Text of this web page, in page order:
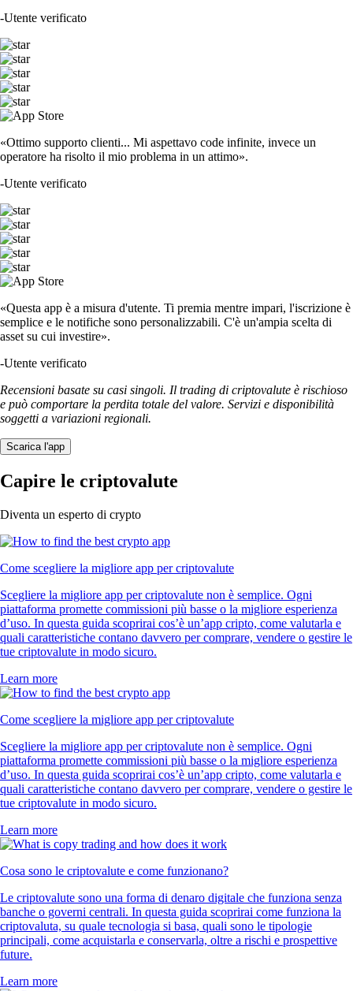
-Utente verificato
«Ottimo supporto clienti... Mi aspettavo code infinite, invece un
operatore ha risolto il mio problema in un attimo».
-Utente verificato
«Questa app è a misura d'utente. Ti premia mentre impari, l'iscrizione è
semplice e le notifiche sono personalizzabili. C'è un'ampia scelta di
asset su cui investire».
-Utente verificato
Recensioni basate su casi singoli. Il trading di criptovalute è rischioso
e può comportare la perdita totale del valore. Servizi e disponibilità
soggetti a variazioni regionali.
Scarica l'app
Capire le criptovalute
Diventa un esperto di crypto
Come scegliere la migliore app per criptovalute
Scegliere la migliore app per criptovalute non è semplice. Ogni
piattaforma promette commissioni più basse o la migliore esperienza
d’uso. In questa guida scoprirai cos’è un’app cripto, come valutarla e
quali caratteristiche contano davvero per comprare, vendere o gestire le
tue criptovalute in modo sicuro.
Learn more
Come scegliere la migliore app per criptovalute
Scegliere la migliore app per criptovalute non è semplice. Ogni
piattaforma promette commissioni più basse o la migliore esperienza
d’uso. In questa guida scoprirai cos’è un’app cripto, come valutarla e
quali caratteristiche contano davvero per comprare, vendere o gestire le
tue criptovalute in modo sicuro.
Learn more
Cosa sono le criptovalute e come funzionano?
Le criptovalute sono una forma di denaro digitale che funziona senza
banche o governi centrali. In questa guida scoprirai come funziona la
criptovaluta, su quale tecnologia si basa, quali sono le tipologie
principali, come acquistarla e conservarla, oltre a rischi e prospettive
future.
Learn more